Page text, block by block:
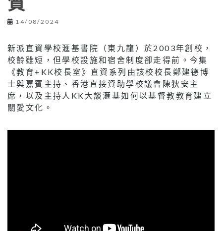
14/08/2024
新派直資學校滙基書院（東九龍）於2003年創校，
校齡雖短，但學校設施和宿舍制度卻走得前。今集
《教育+KK校長室》直資系列由該校校長鄭建德博
士與嘉賓主持、香港直接資助學校議會陳狄安主
席，以及主持人KK大談滙基如何以基督教教育建立
關愛文化。